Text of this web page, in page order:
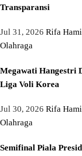
Transparansi
Jul 31, 2026 Rifa
Olahraga
Megawati Hangestri
Liga Voli Korea
Jul 30, 2026 Rifa
Olahraga
Semifinal Piala